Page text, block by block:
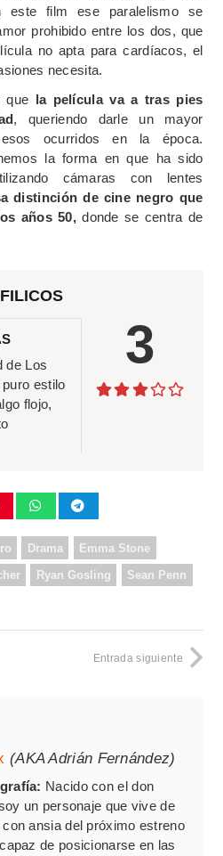
este film ese paralelismo se
prohibido entre los dos, que
no apta para cardíacos, el
necesita.
que la película va a tras pies
, queriendo darle un mayor
ocurridos en la época.
la forma en que ha sido
cámaras con lentes
distinción de cine negro que
años 50,donde se centra de
de Los
estilo
flojo,
3
Drama Emma Stone
Ryan Gosling Sean Penn
Entrada siguiente
(AKA Adrián Fernández)
Nacido con el don
un personaje que vive de
ansia del próximo estreno
de posicionarse en las